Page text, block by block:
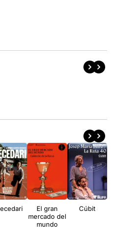
El gran
mercado del
mundo
Cúbit